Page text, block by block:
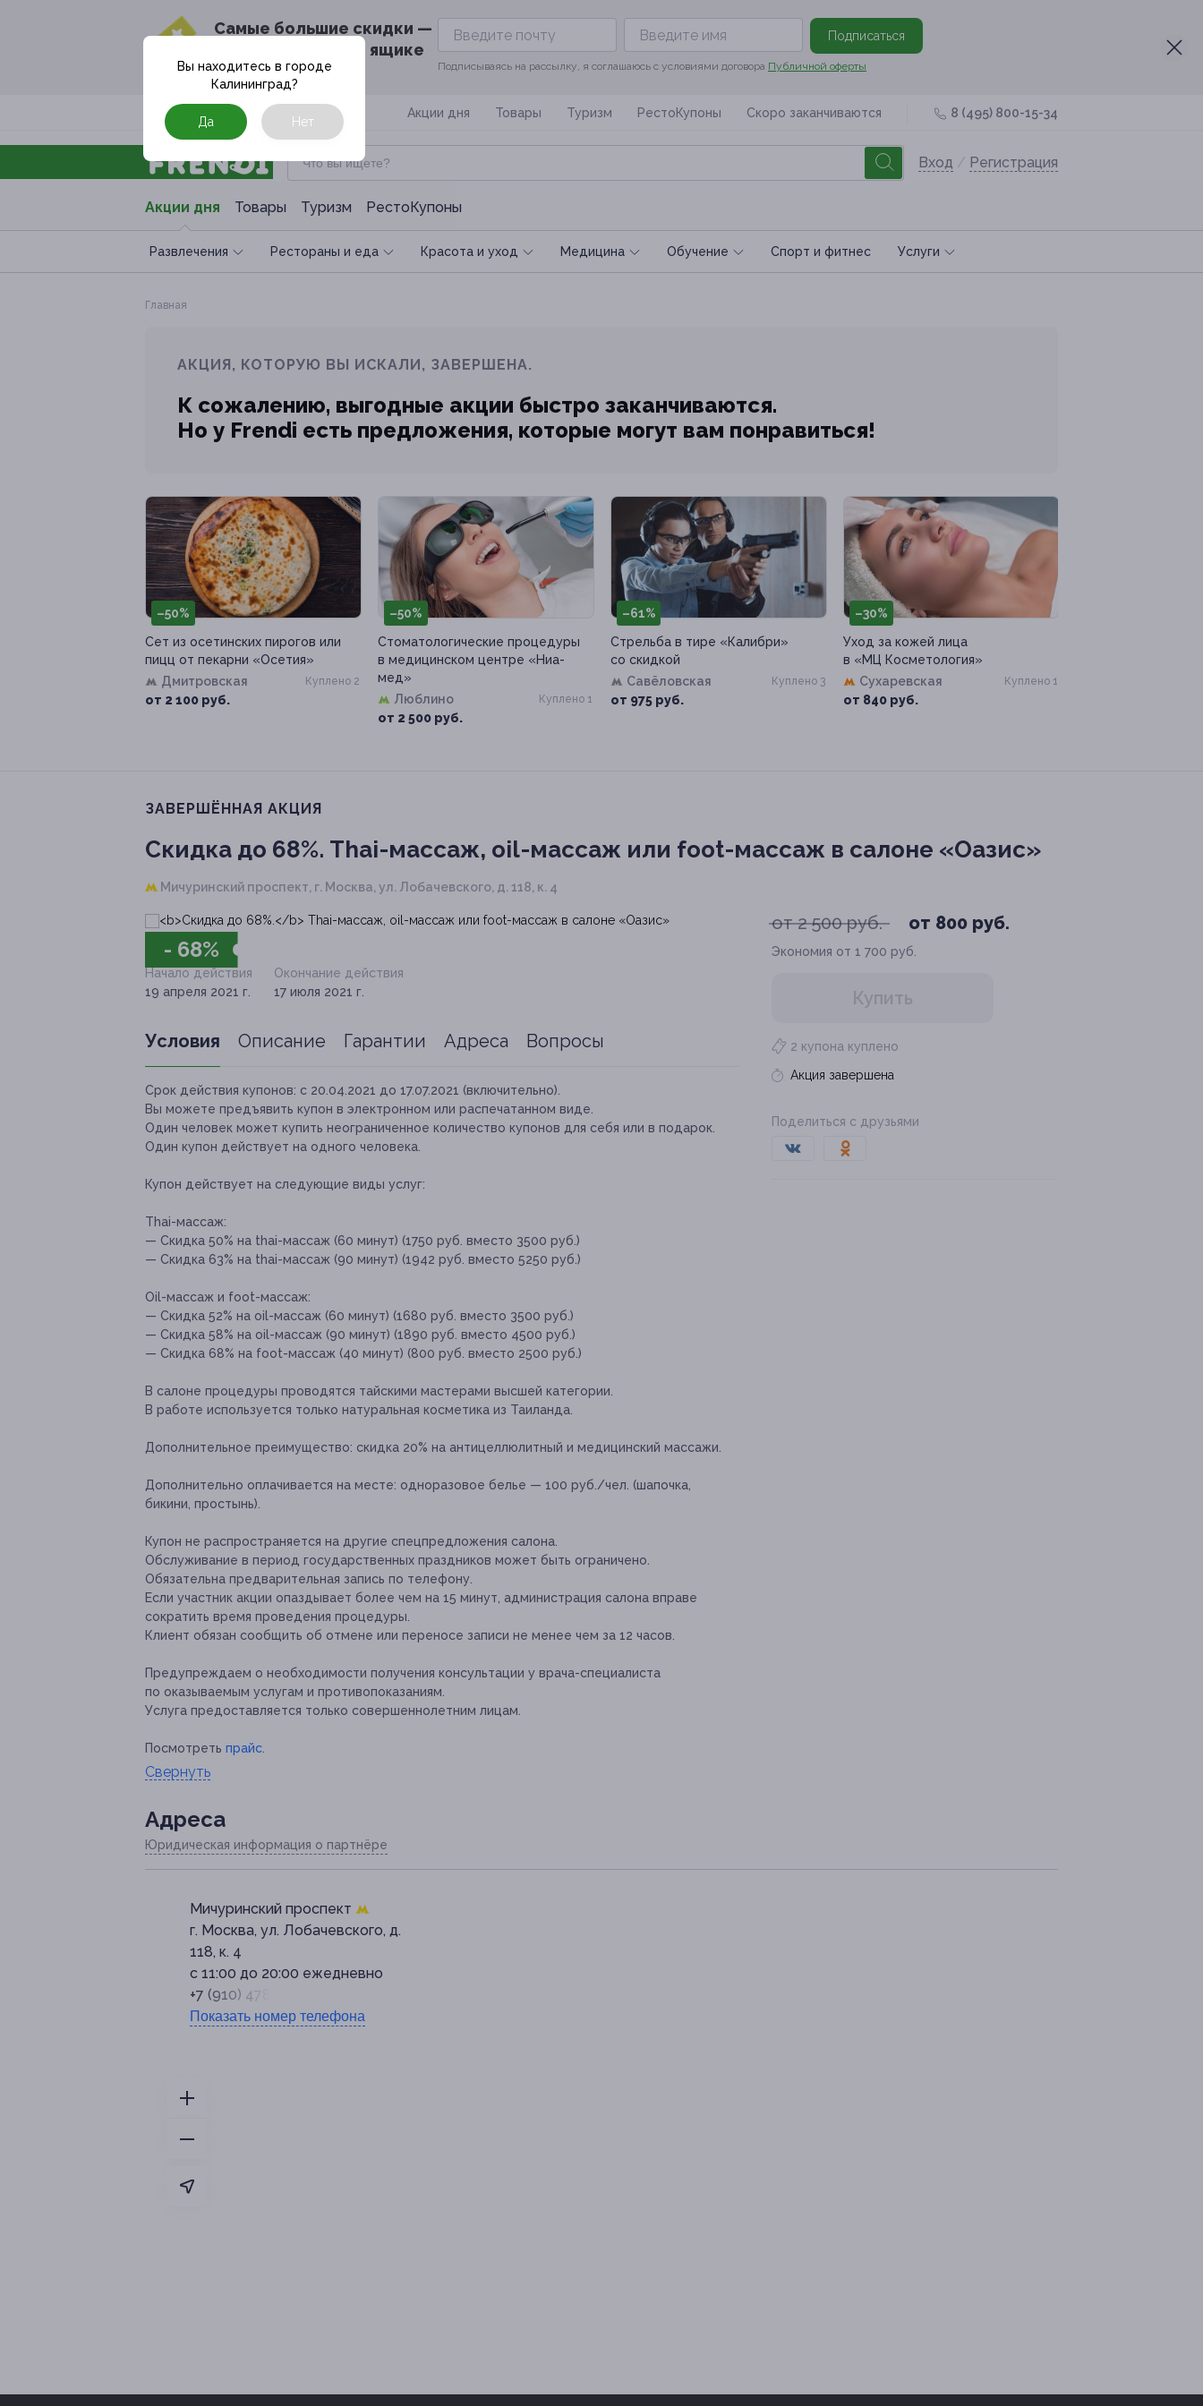
Cамые большие скидки —
в твоём почтовом ящике
Подписаться
Подписываясь на рассылку, я соглашаюсь с условиями договора Публичной оферты
Москва Акции дня Товары Туризм РестоКупоны Скоро заканчиваются 8 (495) 800-15-34
Вход / Регистрация
Акции дня Товары Туризм РестоКупоны
Развлечения Рестораны и еда Красота и уход Медицина Обучение Спoрт и фитнес Услуги
Вы находитесь в городе
Калининград?
Да Нет
Главная
АКЦИЯ, КОТОРУЮ ВЫ ИСКАЛИ, ЗАВЕРШЕНА.
К сожалению, выгодные акции быстро заканчиваются.
Но у Frendi есть предложения, которые могут вам понравиться!
–50%
Сет из осетинских пирогов или
пицц от пекарни «Осетия»
Дмитровская
от 2 100 руб.
Куплено 2
–50%
Стоматологические процедуры
в медицинском центре «Ниа-
мед»
Люблино
от 2 500 руб.
Куплено 1
–61%
Стрельба в тире «Калибри»
со скидкой
Савёловская
от 975 руб.
Куплено 3
–30%
Уход за кожей лица
в «МЦ Косметология»
Сухаревская
от 840 руб.
Куплено 1
ЗАВЕРШЁННАЯ АКЦИЯ
Скидка до 68%. Thai-массаж, oil-массаж или foot-массаж в салоне «Оазис»
Мичуринский проспект, г. Москва, ул. Лобачевского, д. 118, к. 4
- 68%
от 2 500 руб. от 800 руб.
Экономия от 1 700 руб.
Купить
2 купона куплено
Акция завершена
Поделиться с друзьями
Начало действия
19 апреля 2021 г.
Окончание действия
17 июля 2021 г.
Условия Описание Гарантии Адреса Вопросы
Срок действия купонов: с 20.04.2021 до 17.07.2021 (включительно).
Вы можете предъявить купон в электронном или распечатанном виде.
Один человек может купить неограниченное количество купонов для себя или в подарок.
Один купон действует на одного человека.
Купон действует на следующие виды услуг:
Thai-массаж:
— Скидка 50% на thai-массаж (60 минут) (1750 руб. вместо 3500 руб.)
— Скидка 63% на thai-массаж (90 минут) (1942 руб. вместо 5250 руб.)
Oil-массаж и foot-массаж:
— Скидка 52% на oil-массаж (60 минут) (1680 руб. вместо 3500 руб.)
— Скидка 58% на oil-массаж (90 минут) (1890 руб. вместо 4500 руб.)
— Скидка 68% на foot-массаж (40 минут) (800 руб. вместо 2500 руб.)
В салоне процедуры проводятся тайскими мастерами высшей категории.
В работе используется только натуральная косметика из Таиланда.
Дополнительное преимущество: скидка 20% на антицеллюлитный и медицинский массажи.
Дополнительно оплачивается на месте: одноразовое белье — 100 руб./чел. (шапочка,
бикини, простынь).
Купон не распространяется на другие спецпредложения салона.
Обслуживание в период государственных праздников может быть ограничено.
Обязательна предварительная запись по телефону.
Если участник акции опаздывает более чем на 15 минут, администрация салона вправе
сократить время проведения процедуры.
Клиент обязан сообщить об отмене или переносе записи не менее чем за 12 часов.
Предупреждаем о необходимости получения консультации у врача-специалиста
по оказываемым услугам и противопоказаниям.
Услуга предоставляется только совершеннолетним лицам.
Посмотреть прайс
Свернуть
Адресa
Юридическая информация о партнёре
Мичуринский проспект
г. Москва, ул. Лобачевского, д.
118, к. 4
с 11:00 до 20:00 ежедневно
+7 (910) 478-14-14
Показать номер телефона